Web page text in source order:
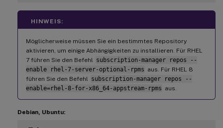
HINWEIS:
Möglicherweise müssen Sie ein bestimmtes Repository
aktivieren, um einige Abhängigkeiten zu installieren. Für RHEL
7 führen Sie den Befehl
subscription-manager repos --
enable rhel-7-server-optional-rpms aus. Für RHEL 8
führen Sie den Befehl
subscription-manager repos --
enable=rhel-8-for-x86_64-appstream-rpms aus.
Debian, Ubuntu: